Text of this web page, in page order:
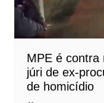
MPE é contra
júri de ex-
de homicídio